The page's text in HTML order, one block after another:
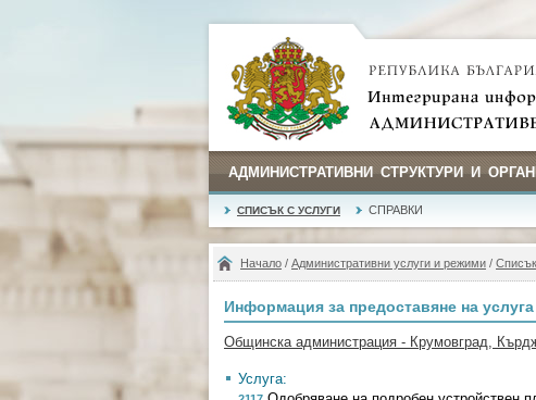
АДМИНИСТРАТИВНИ СТРУКТУРИ И
СПИСЪК С УСЛУГИ СПРАВКИ
Начало / Административни услуги и режими /
Информация за предоставяне на услуга
Общинска администрация - Крумовград,
Услуга: